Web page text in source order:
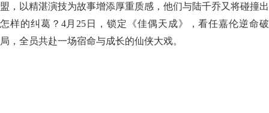
盟，以精湛演技为故事增添厚重质感，他们与陆千乔又将碰撞出
怎样的纠葛？4月25日，锁定《佳偶天成》，看任嘉伦逆命破
局，全员共赴一场宿命与成长的仙侠大戏。